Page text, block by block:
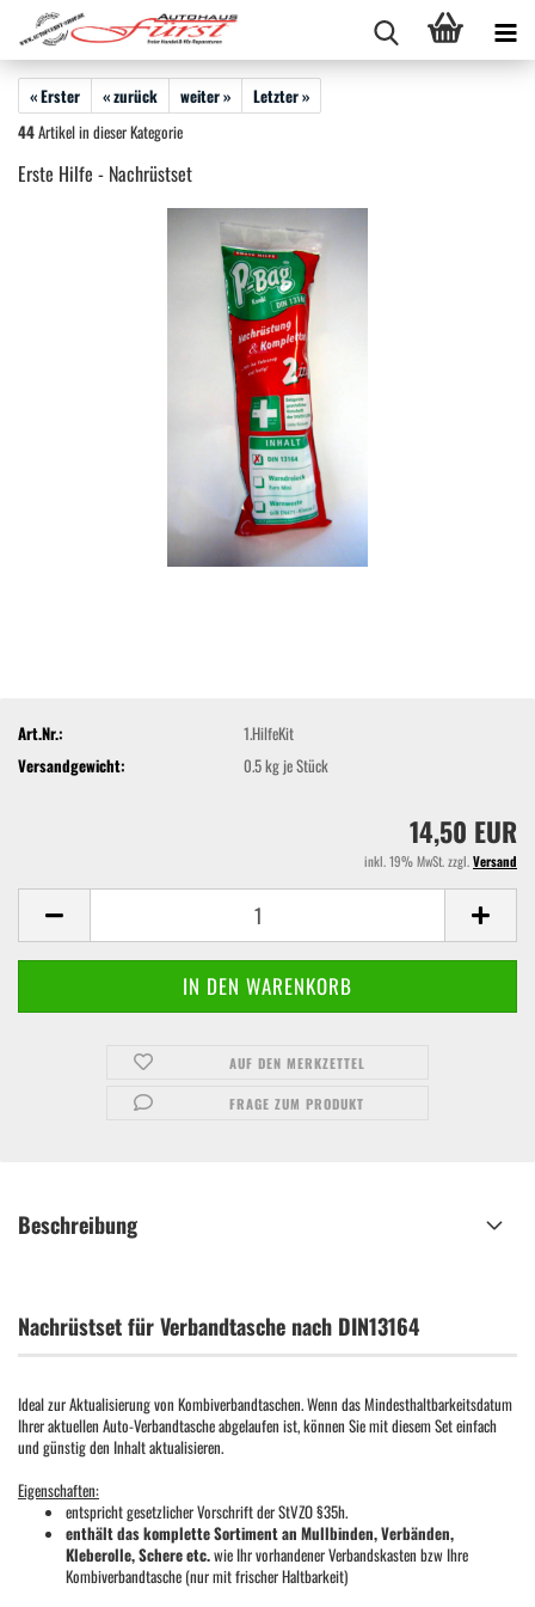
« Erster « zurück weiter »
Letzter »
44Artikel in dieser Kategorie
Erste Hilfe - Nachrüstset
Art.Nr.:
1.HilfeKit
Versandgewicht:
0.5kg je Stück
14,50 EUR
inkl. 19% MwSt. zzgl.Versand
AUF DEN MERKZETTEL
FRAGE ZUM PRODUKT
Beschreibung
Nachrüstset für Verbandtasche nach DIN13164
Ideal zur Aktualisierung von Kombiverbandtaschen. Wenn das Mindesthaltbarkeitsdatum
Ihrer aktuellen Auto-Verbandtasche abgelaufen ist, können Sie mit diesem Set einfach
und günstig den Inhalt aktualisieren.
Eigenschaften:
entspricht gesetzlicher Vorschrift der StVZO §35h.
enthält das komplette Sortiment an Mullbinden, Verbänden,
Kleberolle, Schere etc.wie Ihr vorhandener Verbandskasten bzw Ihre
Kombiverbandtasche (nur mit frischer Haltbarkeit)